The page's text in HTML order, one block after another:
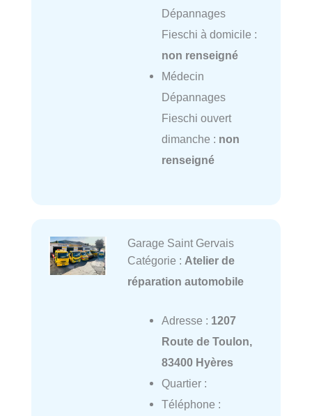
Dépannages
Fieschi à domicile :
non renseigné
Médecin
Dépannages
Fieschi ouvert
dimanche : non
renseigné
Garage Saint Gervais
Catégorie : Atelier de
réparation automobile
Adresse : 1207
Route de Toulon,
83400 Hyères
Quartier :
Téléphone :